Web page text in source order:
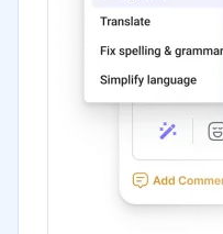
Metales y Minería
Recursos Humanos
Aeroespacial y defensa